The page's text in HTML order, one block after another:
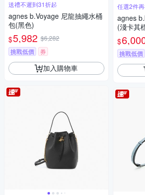
送禮不遲到31折起
agnes b.Voyage 尼龍抽繩水桶
包(黑色)
$5,982 $6,282
挑戰低價
券
加入購物車
任選2件
agnes
(淺卡其
$
挑戰低價